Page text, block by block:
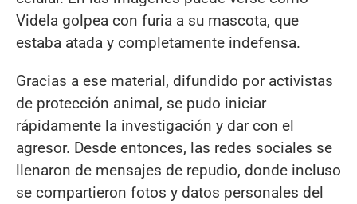
Videla golpea con furia a su mascota, que
estaba atada y completamente indefensa.
Gracias a ese material, difundido por activistas
de protección animal, se pudo iniciar
rápidamente la investigación y dar con el
agresor. Desde entonces, las redes sociales se
llenaron de mensajes de repudio, donde incluso
se compartieron fotos y datos personales del